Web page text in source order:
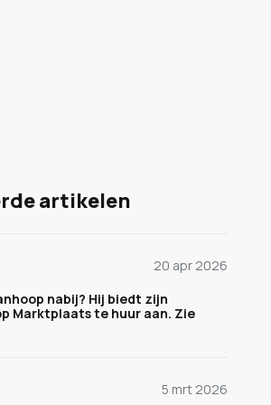
artikelen
20 apr 2026
nabij? Hij biedt zijn
Marktplaats te huur aan. Zie
5 mrt 2026